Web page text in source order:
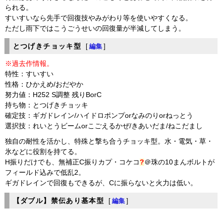
られる。
すいすいなら先手で回復技やみがわり等を使いやすくなる。
ただし雨下ではこうごうせいの回復量が半減してしまう。
とつげきチョッキ型 [ 編集 ]
※過去作情報。
特性：すいすい
性格：ひかえめ/おだやか
努力値：H252 S調整 残りBorC
持ち物：とつげきチョッキ
確定技：ギガドレイン/ハイドロポンプorなみのりorねっとう
選択技：れいとうビームorこごえるかぜ/きあいだま/ねこだまし
独自の耐性を活かし、特殊と撃ち合うチョッキ型。水・電気・草・
氷などに役割を持てる。
H振りだけでも、無補正C振り カプ・コケコ?＠珠の10まんボルトが
フィールド込みで低乱2。
ギガドレインで回復もできるが、Cに振らないと火力は低い。
【ダブル】禁伝あり基本型 [ 編集 ]